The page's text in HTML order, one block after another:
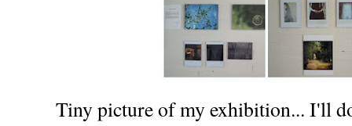
Tiny picture of my exhibition... I'll